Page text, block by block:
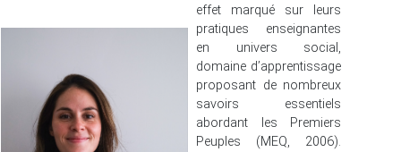
effet marqué sur leurs
pratiques enseignantes
en univers social,
domaine d’apprentissage
proposant de nombreux
savoirs essentiels
abordant les Premiers
Peuples (MEQ, 2006).